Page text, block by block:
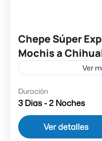
Chepe Súper
Mochis a
Ver
Días de
y Domingo (1
al 10 de Enero
Barrancas del
Duración
3 Dias - 2 Noches
Ver detalles